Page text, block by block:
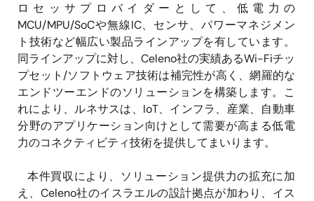
ロセッサプロバイダーとして、低電力の
MCU/MPU/SoCや無線IC、センサ、パワーマネジメン
ト技術など幅広い製品ラインアップを有しています。
同ラインアップに対し、Celeno社の実績あるWi-Fiチッ
プセット/ソフトウェア技術は補完性が高く、網羅的な
エンドツーエンドのソリューションを構築します。こ
れにより、ルネサスは、IoT、インフラ、産業、自動車
分野のアプリケーション向けとして需要が高まる低電
力のコネクティビティ技術を提供してまいります。
本件買収により、ソリューション提供力の拡充に加
え、Celeno社のイスラエルの設計拠点が加わり、イス